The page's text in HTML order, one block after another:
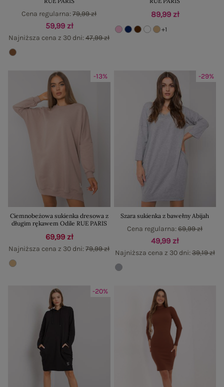
59,99 zł
Najniższa cena z 30 dni:47,99 zł
Cena regularna:79,99 zł 89,99 zł
+1
-13%
Ciemnobeżowa sukienka dresowa z
długim rękawem Odile RUE PARIS
69,99 zł
Najniższa cena z 30 dni:79,99 zł
-29%
Szara sukienka z bawełny Abijah
49,99 zł
Najniższa cena z 30 dni:39,19 zł
Cena regularna:69,99 zł
-20%